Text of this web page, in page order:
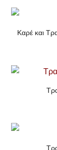
Καρέ και